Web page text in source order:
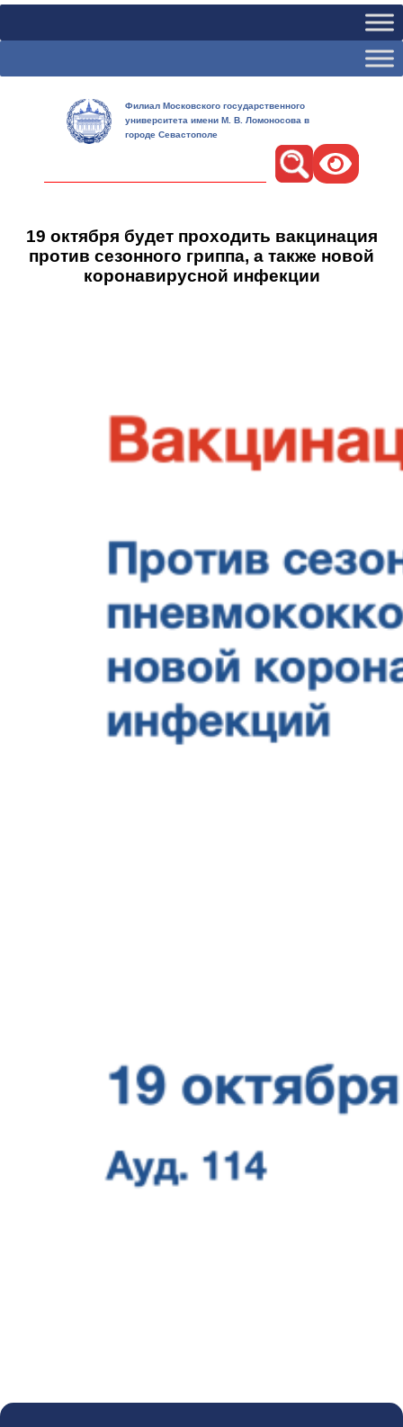
Филиал Московского государственного
университета имени М. В. Ломоносова в
городе Севастополе
19 октября будет проходить вакцинация
против сезонного гриппа, а также новой
коронавирусной инфекции